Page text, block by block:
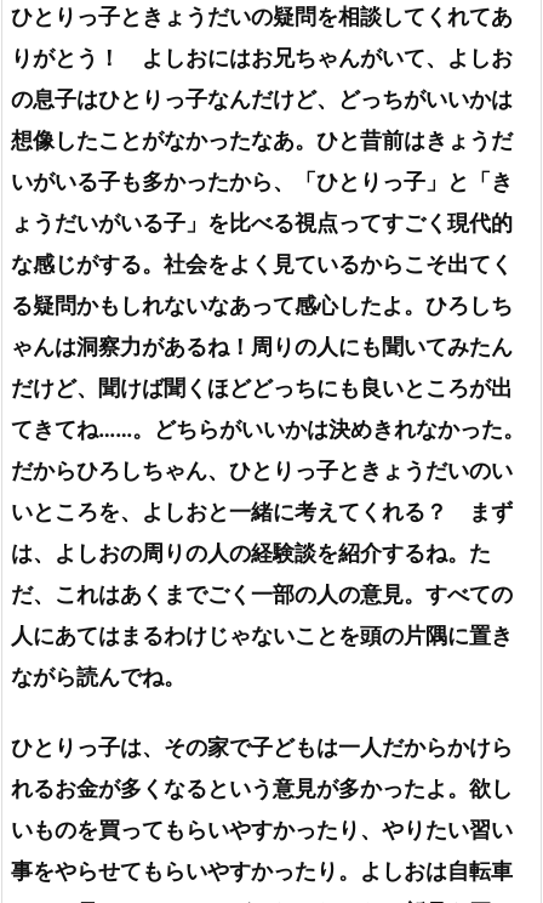
ひとりっ子ときょうだいの疑問を相談してくれてあ
りがとう！ よしおにはお兄ちゃんがいて、よしお
の息子はひとりっ子なんだけど、どっちがいいかは
想像したことがなかったなあ。ひと昔前はきょうだ
いがいる子も多かったから、「ひとりっ子」と「き
ょうだいがいる子」を比べる視点ってすごく現代的
な感じがする。社会をよく見ているからこそ出てく
る疑問かもしれないなあって感心したよ。ひろしち
ゃんは洞察力があるね！周りの人にも聞いてみたん
だけど、聞けば聞くほどどっちにも良いところが出
てきてね……。どちらがいいかは決めきれなかった。
だからひろしちゃん、ひとりっ子ときょうだいのい
いところを、よしおと一緒に考えてくれる？ まず
は、よしおの周りの人の経験談を紹介するね。た
だ、これはあくまでごく一部の人の意見。すべての
人にあてはまるわけじゃないことを頭の片隅に置き
ながら読んでね。
ひとりっ子は、その家で子どもは一人だからかけら
れるお金が多くなるという意見が多かったよ。欲し
いものを買ってもらいやすかったり、やりたい習い
事をやらせてもらいやすかったり。よしおは自転車